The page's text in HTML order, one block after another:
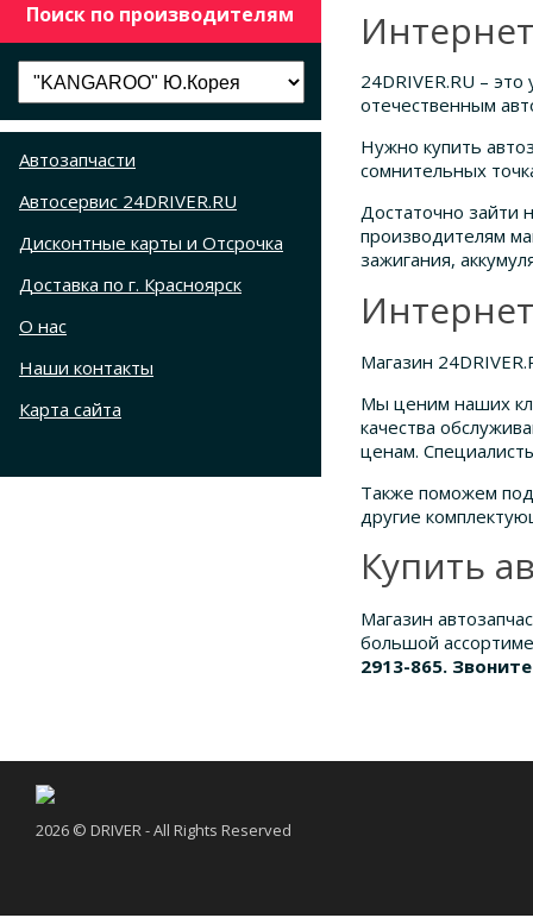
Поиск по производителям
Автозапчасти
Автосервис 24DRIVER.RU
Дисконтные карты и Отсрочка
Доставка по г. Красноярск
О нас
Наши контакты
Карта сайта
24DRIVER.RU –
отечественным
Нужно купить
сомнительных
Достаточно зайти
производителям
зажигания,
Магазин
Мы ценим наших
качества
ценам.
Также поможем
другие
Купить
Магазин
большой
2913-865.
2026 © DRIVER - All Rights Reserved